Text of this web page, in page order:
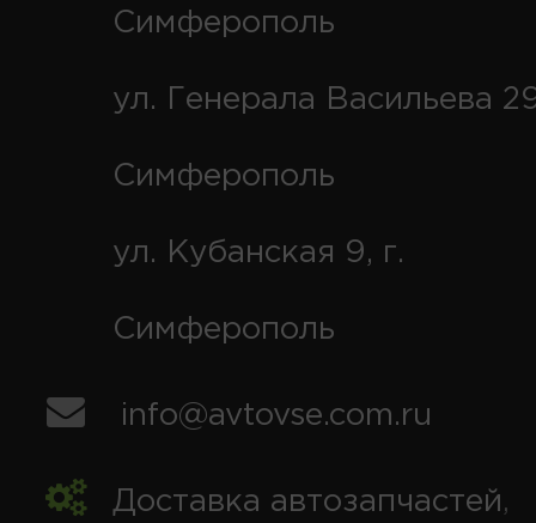
Симферополь
ул. Генерала Васильева
Симферополь
ул. Кубанская 9, г.
Симферополь
info@avtovse.com.ru
Доставка автозапчастей,